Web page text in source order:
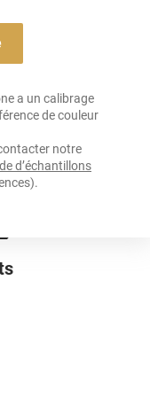
à très
pour un
repositionnable
a un calibrage
de couleur
notre
d’échantillons